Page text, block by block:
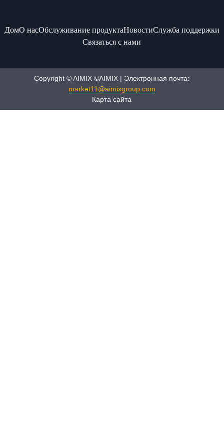
ДомО насОбслуживание продуктаНовостиСлужба поддержки
Связаться с нами
Copyright © AIMIX ©AIMIX | Электронная почта:
market11@aimixgroup.com
Карта сайта